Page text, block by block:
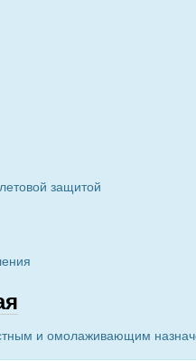
защитой
и омолаживающим